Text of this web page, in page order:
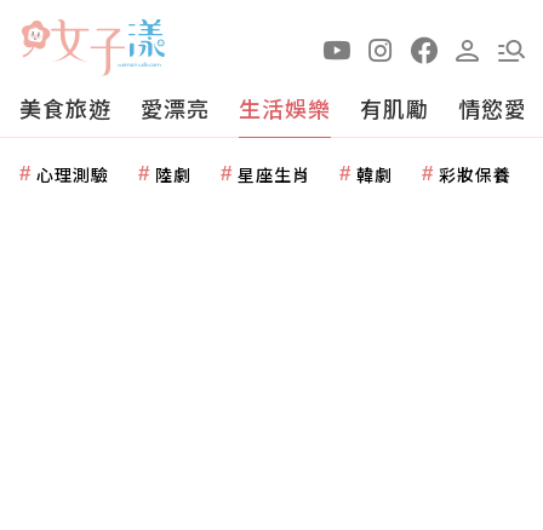
美食旅遊 愛漂亮 生活娛樂 有肌勵 情慾愛
心理測驗 陸劇 星座生肖 韓劇 彩妝保養